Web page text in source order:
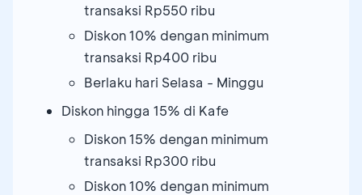
transaksi Rp550 ribu
Diskon 10% dengan minimum
transaksi Rp400 ribu
Berlaku hari Selasa - Minggu
Diskon hingga 15% di Kafe
Diskon 15% dengan minimum
transaksi Rp300 ribu
Diskon 10% dengan minimum